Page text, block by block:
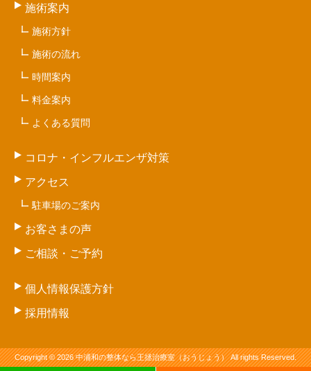
施術案内
施術方針
施術の流れ
時間案内
料金案内
よくある質問
コロナ・インフルエンザ対策
アクセス
駐車場のご案内
お客さまの声
ご相談・ご予約
個人情報保護方針
採用情報
Copyright © 2026 中浦和の整体なら王拯治療室（おうじょう） All rights Reserved.